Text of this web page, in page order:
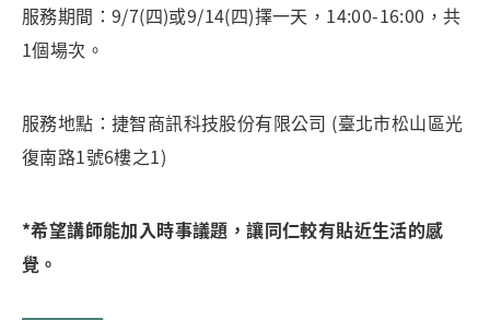
服務期間：9/7(四)或9/14(四)擇一天，14:00-16:00，共
1個場次。
服務地點：捷智商訊科技股份有限公司 (臺北市松山區光
復南路1號6樓之1)
*希望講師能加入時事議題，讓同仁較有貼近生活的感
覺。